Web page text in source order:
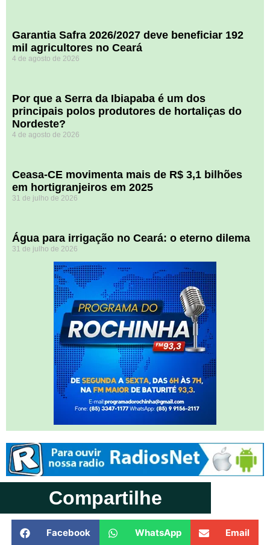
Garantia Safra 2026/2027 deve beneficiar 192
mil agricultores no Ceará
4 de agosto de 2026
Por que a Serra da Ibiapaba é um dos
principais polos produtores de hortaliças do
Nordeste?
4 de agosto de 2026
Ceasa-CE movimenta mais de R$ 3,1 bilhões
em hortigranjeiros em 2025
31 de julho de 2026
Água para irrigação no Ceará: o eterno dilema
31 de julho de 2026
Compartilhe
Facebook WhatsApp Email